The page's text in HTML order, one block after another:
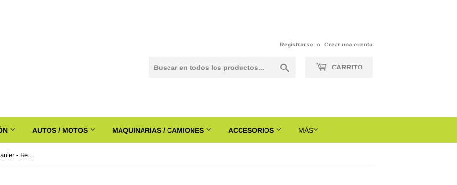
Registrarse o Crear una cuenta
CARRITO
AUTOS / MOTOS MAQUINARIAS / CAMIONES ACCESORIOS MÁS
Camion escala Super Duty Hauler - Rescue MotorMax MM-78223